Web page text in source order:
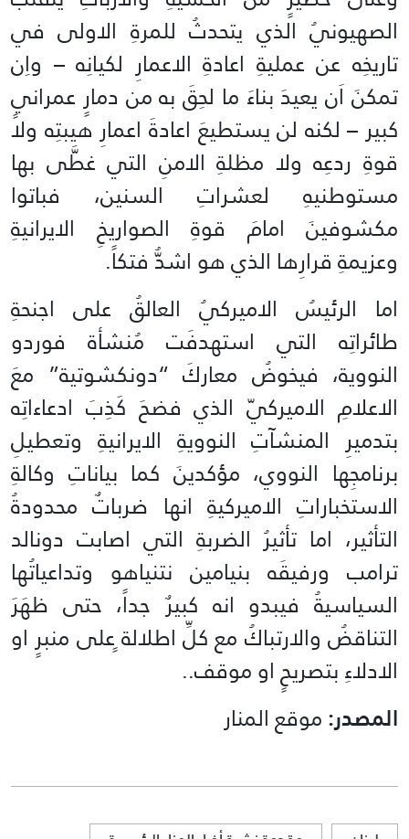
الصهيونيُ الذي يتحدثُ للمرةِ الاولى في
تاريخِه عن عمليةِ اعادةِ الاعمارِ لكيانِه – واِن
تمكنَ اَن يعيدَ بناءَ ما لحِقَ به من دمارٍ عمرانيٍ
كبير – لكنه لن يستطيعَ اعادةَ اعمارِ هيبتِه ولا
قوةِ ردعِه ولا مظلةِ الامنِ التي غطَّى بها
مستوطنيهِ لعشراتِ السنين، فباتوا
مكشوفينَ امامَ قوةِ الصواريخِ الايرانيةِ
وعزيمةِ قرارِها الذي هو اشدُّ فتكاً.
اما الرئيسُ الاميركيُ العالقُ على اجنحةِ
طائراتِه التي استهدفَت مُنشأة فوردو
النووية، فيخوضُ معاركَ “دونكشوتية” معَ
الاعلامِ الاميركيّ الذي فضحَ كَذِبَ ادعاءاتِه
بتدميرِ المنشآتِ النوويةِ الايرانيةِ وتعطيلِ
برنامجِها النووي، مؤكدينَ كما بياناتِ وكالةِ
الاستخباراتِ الاميركيةِ انها ضرباتٌ محدودةُ
التأثير، اما تأثيرُ الضربةِ التي اصابت دونالد
ترامب ورفيقَه بنيامين نتنياهو وتداعياتُها
السياسيةُ فيبدو انه كبيرٌ جداً، حتى ظهَرَ
التناقضُ والارتباكُ مع كلِّ اطلالة ٍعلى منبرٍ او
الادلاءِ بتصريحٍ او موقف..
المصدر:موقع المنار